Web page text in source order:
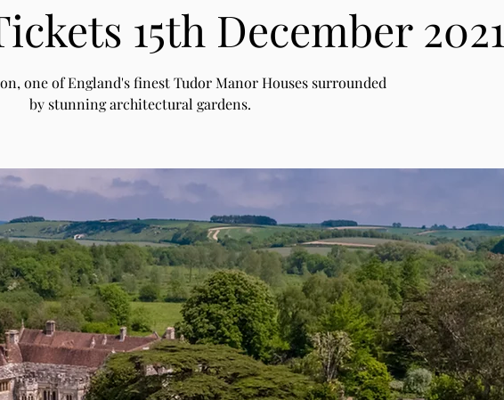
15th December 2021
one of England's finest Tudor Manor Houses surrounded
by stunning architectural gardens.